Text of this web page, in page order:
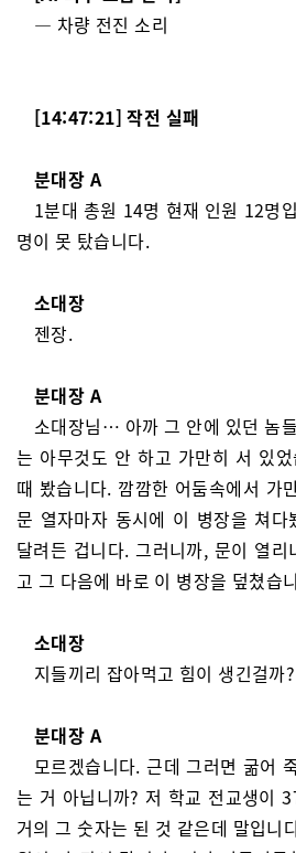
— 차량 전진 소리
[14:47:21] 작전 실패
분대장 A
1분대 총원 14명 현재 인원 12명
명이 못 탔습니다.
소대장
젠장.
분대장 A
소대장님… 아까 그 안에 있던 놈
는 아무것도 안 하고 가만히 서 있
때 봤습니다. 깜깜한 어둠속에서 가
문 열자마자 동시에 이 병장을 쳐다
달려든 겁니다. 그러니까, 문이 열
고 그 다음에 바로 이 병장을 덮쳤습
소대장
지들끼리 잡아먹고 힘이 생긴걸까
분대장 A
모르겠습니다. 근데 그러면 굶어
는 거 아닙니까? 저 학교 전교생이
거의 그 숫자는 된 것 같은데 말입니